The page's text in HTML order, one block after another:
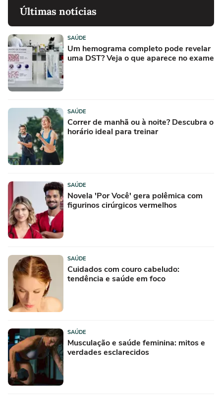
Últimas notícias
SAÚDE
Um hemograma completo pode revelar
uma DST? Veja o que aparece no exame
SAÚDE
Correr de manhã ou à noite? Descubra o
horário ideal para treinar
SAÚDE
Novela 'Por Você' gera polêmica com
figurinos cirúrgicos vermelhos
SAÚDE
Cuidados com couro cabeludo:
tendência e saúde em foco
SAÚDE
Musculação e saúde feminina: mitos e
verdades esclarecidos